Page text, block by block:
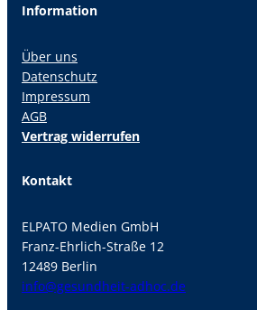
Information
Über uns
Datenschutz
Impressum
AGB
Vertrag widerrufen
Kontakt
ELPATO Medien GmbH
Franz-Ehrlich-Straße 12
12489 Berlin
info@gesundheit-adhoc.de